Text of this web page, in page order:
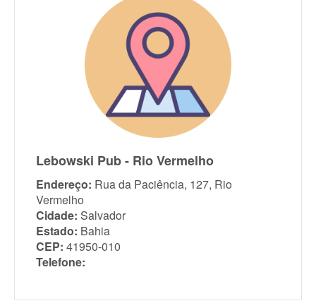
Lebowski Pub - Rio Vermelho
Endereço: Rua da Paciência, 127, Rio
Vermelho
Cidade: Salvador
Estado: Bahia
CEP: 41950-010
Telefone: